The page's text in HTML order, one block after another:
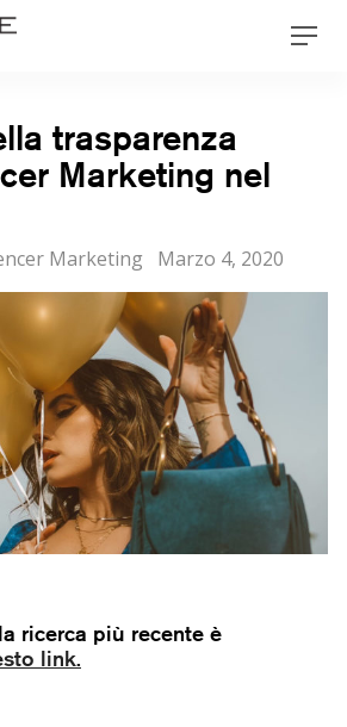
trasparenza
Marketing nel
Marketing
Posted
on
Marzo 4, 2020
ricerca più recente è
link.